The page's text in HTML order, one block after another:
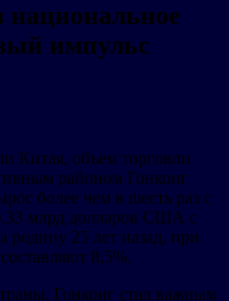
импульс
Китая, объем торговли
районом Гонконг
более чем в шесть раз с
млрд долларов США с
родину 25 лет назад, при
8,5%.
Гонконг стал важным